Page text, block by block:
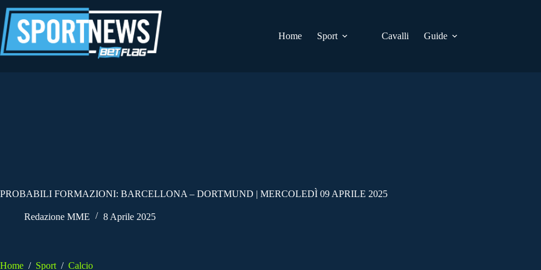
al
contenuto
Home
Sport Cavalli Guide
PROBABILI FORMAZIONI: BARCELLONA – DORTMUND | MERCOLEDÌ 09 APRILE 2025
Redazione MME 8 Aprile 2025
Home / Sport / Calcio